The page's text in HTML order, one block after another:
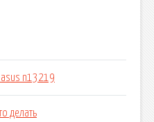
asus n13219
делать